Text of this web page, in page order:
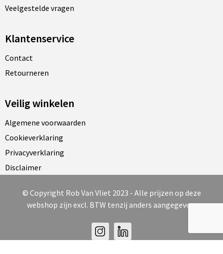
Veelgestelde vragen
Klantenservice
Contact
Retourneren
Veilig winkelen
Algemene voorwaarden
Cookieverklaring
Privacyverklaring
Disclaimer
© Copyright Rob Van Vliet 2023 - Alle prijzen op deze
webshop zijn excl. BTW tenzij anders aangegeven.